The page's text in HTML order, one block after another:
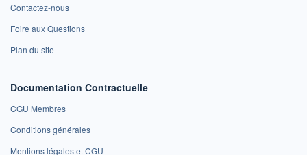
Contactez-nous
Foire aux Questions
Plan du site
Documentation Contractuelle
CGU Membres
Conditions générales
Mentions légales et CGU